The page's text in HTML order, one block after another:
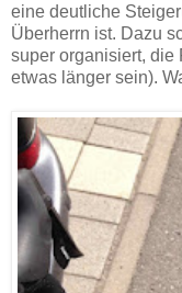
eine deutliche
Überherrn ist. Dazu
super organisiert, die
etwas länger sein).